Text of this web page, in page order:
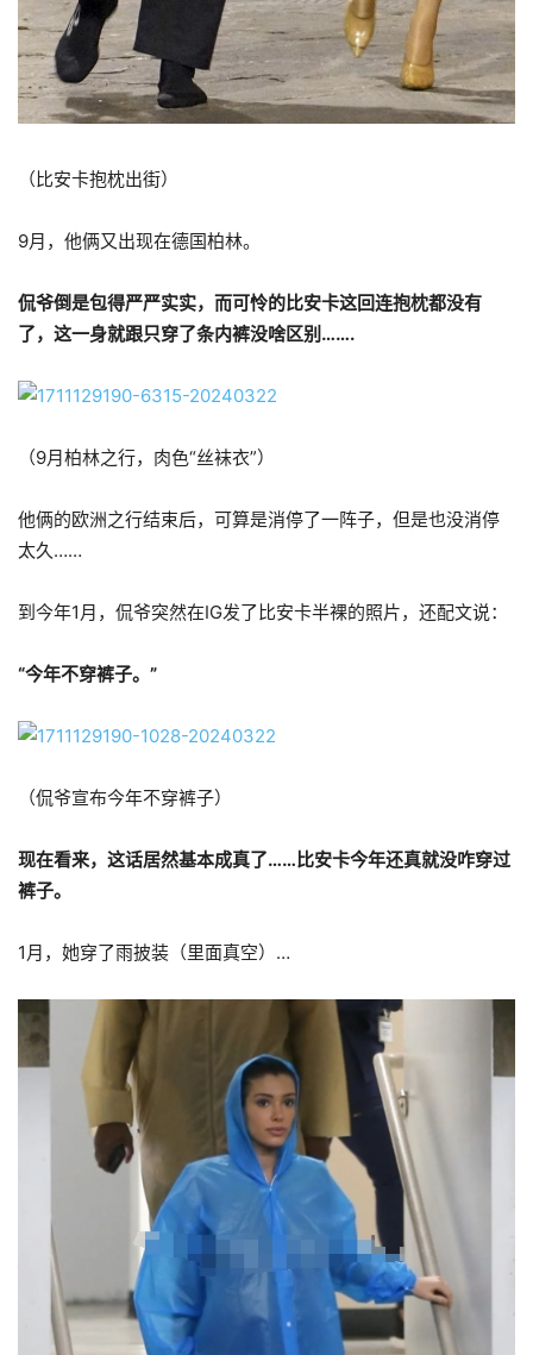
（比安卡抱枕出街）
9月，他俩又出现在德国柏林。
侃爷倒是包得严严实实，而可怜的比安卡这回连抱枕都没有
了，这一身就跟只穿了条内裤没啥区别…….
（9月柏林之行，肉色“丝袜衣”）
他俩的欧洲之行结束后，可算是消停了一阵子，但是也没消停
太久……
到今年1月，侃爷突然在IG发了比安卡半裸的照片，还配文说：
“今年不穿裤子。”
（侃爷宣布今年不穿裤子）
现在看来，这话居然基本成真了……比安卡今年还真就没咋穿过
裤子。
1月，她穿了雨披装（里面真空）…